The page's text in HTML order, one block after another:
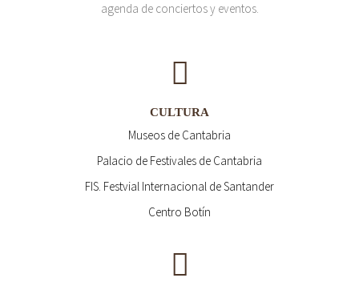
agenda de conciertos y eventos.
CULTURA
Museos de Cantabria
Palacio de Festivales de Cantabria
FIS. Festvial Internacional de Santander
Centro Botín